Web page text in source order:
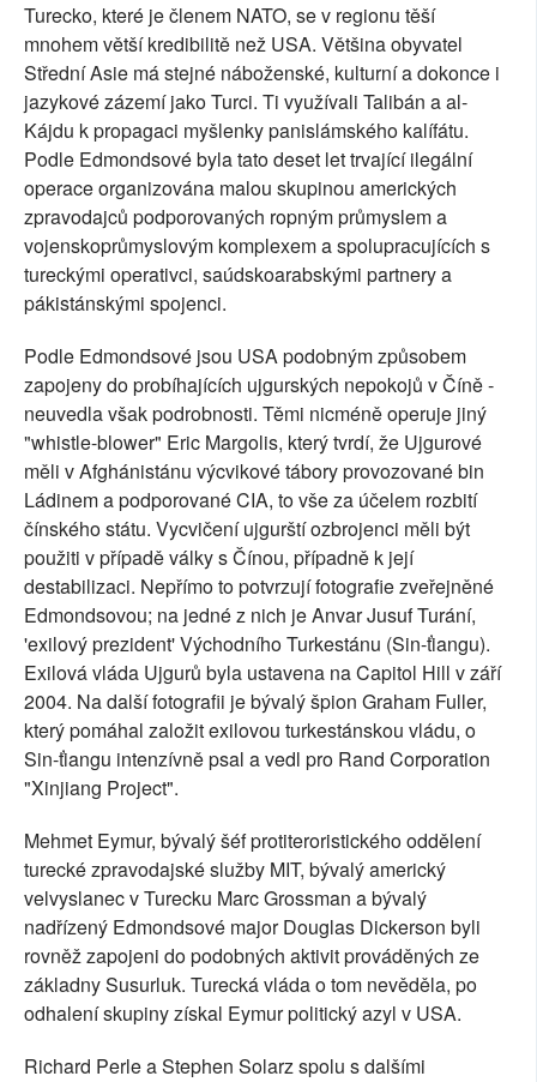
Turecko, které je členem NATO, se v regionu těší
mnohem větší kredibilitě než USA. Většina obyvatel
Střední Asie má stejné náboženské, kulturní a dokonce i
jazykové zázemí jako Turci. Ti využívali Talibán a al-
Kájdu k propagaci myšlenky panislámského kalífátu.
Podle Edmondsové byla tato deset let trvající ilegální
operace organizována malou skupinou amerických
zpravodajců podporovaných ropným průmyslem a
vojenskoprůmyslovým komplexem a spolupracujících s
tureckými operativci, saúdskoarabskými partnery a
pákistánskými spojenci.
Podle Edmondsové jsou USA podobným způsobem
zapojeny do probíhajících ujgurských nepokojů v Číně -
neuvedla však podrobnosti. Těmi nicméně operuje jiný
"whistle-blower" Eric Margolis, který tvrdí, že Ujgurové
měli v Afghánistánu výcvikové tábory provozované bin
Ládinem a podporované CIA, to vše za účelem rozbití
čínského státu. Vycvičení ujgurští ozbrojenci měli být
použiti v případě války s Čínou, případně k její
destabilizaci. Nepřímo to potvrzují fotografie zveřejněné
Edmondsovou; na jedné z nich je Anvar Jusuf Turání,
'exilový prezident' Východního Turkestánu (Sin-ťiangu).
Exilová vláda Ujgurů byla ustavena na Capitol Hill v září
2004. Na další fotografii je bývalý špion Graham Fuller,
který pomáhal založit exilovou turkestánskou vládu, o
Sin-ťiangu intenzívně psal a vedl pro Rand Corporation
"Xinjiang Project".
Mehmet Eymur, bývalý šéf protiteroristického oddělení
turecké zpravodajské služby MIT, bývalý americký
velvyslanec v Turecku Marc Grossman a bývalý
nadřízený Edmondsové major Douglas Dickerson byli
rovněž zapojeni do podobných aktivit prováděných ze
základny Susurluk. Turecká vláda o tom nevěděla, po
odhalení skupiny získal Eymur politický azyl v USA.
Richard Perle a Stephen Solarz spolu s dalšími